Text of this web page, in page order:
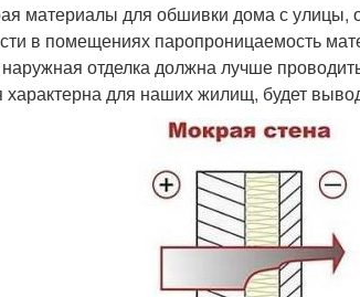
материалы для обшивки дома с улицы,
в помещениях паропроницаемость
наружная отделка должна лучше
характерна для наших жилищ, будет